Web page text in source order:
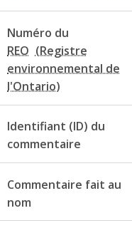
Numéro du
REO
Identifiant (ID) du
commentaire
Commentaire fait au
nom